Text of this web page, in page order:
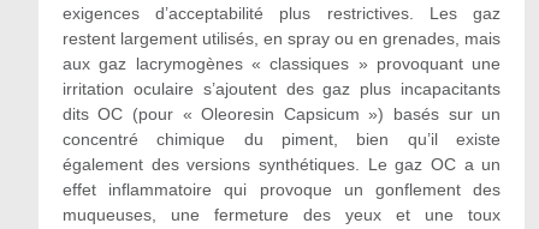
exigences d’acceptabilité plus restrictives. Les gaz
restent largement utilisés, en spray ou en grenades, mais
aux gaz lacrymogènes « classiques » provoquant une
irritation oculaire s’ajoutent des gaz plus incapacitants
dits OC (pour « Oleoresin Capsicum ») basés sur un
concentré chimique du piment, bien qu’il existe
également des versions synthétiques. Le gaz OC a un
effet inflammatoire qui provoque un gonflement des
muqueuses, une fermeture des yeux et une toux